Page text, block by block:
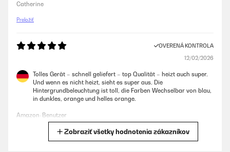
Catherine
Preložiť
OVERENÁ KONTROLA
12/02/2026
Tolles Gerät – schnell geliefert – top Qualität – heizt auch super.
Und wenn es nicht heizt, sieht es super aus. Die
Hintergrundbeleuchtung ist toll, die Farben Wechselbar von blau,
in dunkles, orange und helles orange.
Amazon-Benutzer
Zobraziť všetky hodnotenia zákazníkov